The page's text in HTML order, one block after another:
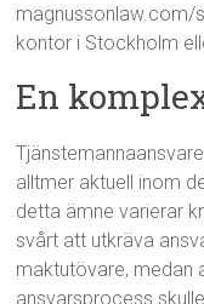
magnussonlaw.com/
kontor i Stockholm
En
alltmer aktuell inom
detta ämne varierar
svårt att utkräva
maktutövare, medan
ansvarsprocess